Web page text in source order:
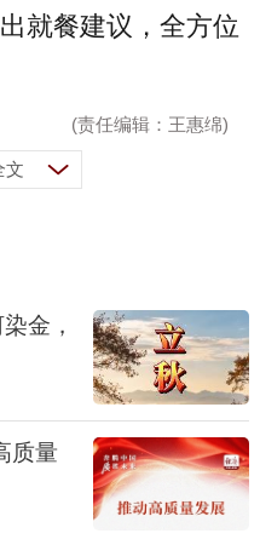
就餐建议，全方位
(责任编辑：王惠绵)
文
金，
质量